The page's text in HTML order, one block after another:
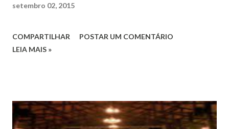
setembro 02, 2015
COMPARTILHAR
POSTAR UM COMENTÁRIO
LEIA MAIS »